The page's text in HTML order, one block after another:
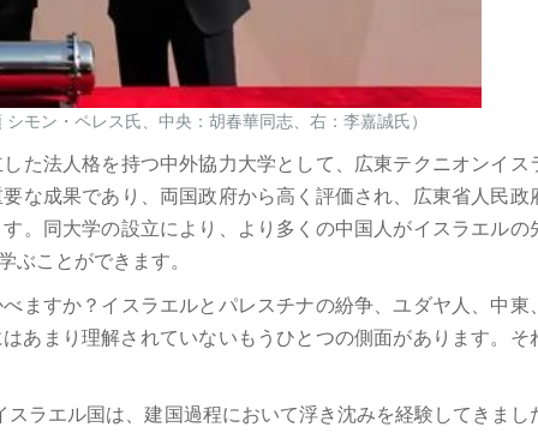
シモン・ペレス氏、中央：胡春華同志、右：李嘉誠氏）
た法人格を持つ中外協力大学として、広東テクニオンイス
な成果であり、両国政府から高く評価され、広東省人民政
。同大学の設立により、より多くの中国人がイスラエルの
ぶことができます。
ますか？イスラエルとパレスチナの紛争、ユダヤ人、中東
まり理解されていないもうひとつの側面があります。そ
ラエル国は、建国過程において浮き沈みを経験してきまし